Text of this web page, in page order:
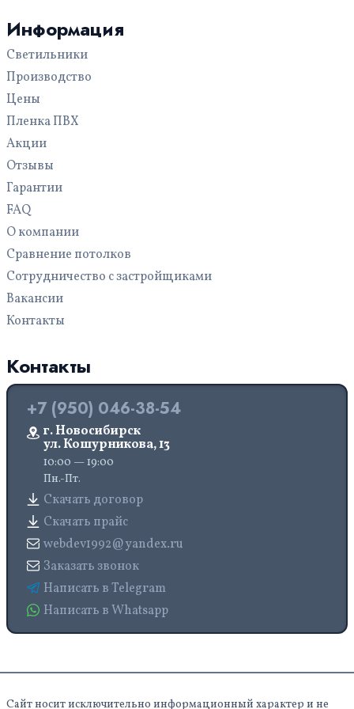
Для бассейна
С рисунком
Многоуровневые
Информация
Светильники
Производство
Цены
Пленка ПВХ
Акции
Отзывы
Гарантии
FAQ
О компании
Сравнение потолков
Сотрудничество с застройщиками
Вакансии
Контакты
Контакты
+7 (950) 046-38-54
г. Новосибирск
ул. Кошурникова, 13
10:00 — 19:00
Пн.-Пт.
Скачать договор
Скачать прайс
webdev1992@yandex.ru
Заказать звонок
Написать в Telegram
Написать в Whatsapp
Сайт носит исключительно информационный характер и не